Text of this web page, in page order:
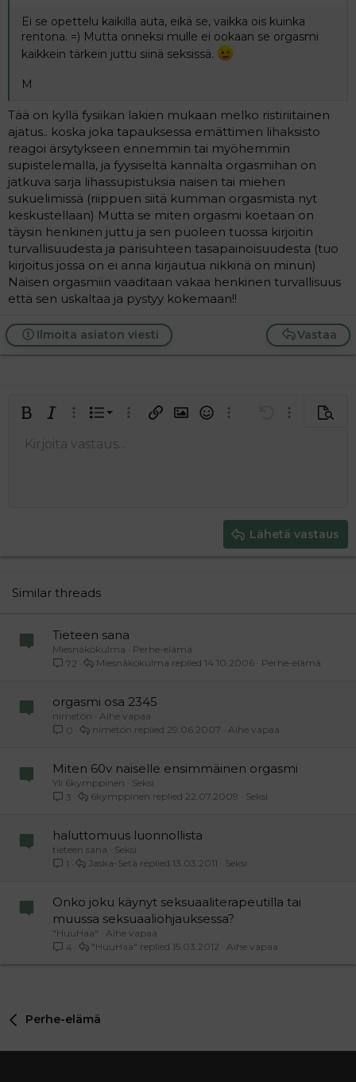
Ei se opettelu kaikilla auta, eikä se, vaikka ois kuinka
rentona. =) Mutta onneksi mulle ei ookaan se orgasmi
kaikkein tärkein juttu siinä seksissä.
M
Tää on kyllä fysiikan lakien mukaan melko ristiriitainen
ajatus.. koska joka tapauksessa emättimen lihaksisto
reagoi ärsytykseen ennemmin tai myöhemmin
supistelemalla, ja fyysiseltä kannalta orgasmihan on
jatkuva sarja lihassupistuksia naisen tai miehen
sukuelimissä (riippuen siitä kumman orgasmista nyt
keskustellaan) Mutta se miten orgasmi koetaan on
täysin henkinen juttu ja sen puoleen tuossa kirjoitin
turvallisuudesta ja parisuhteen tasapainoisuudesta (tuo
kirjoitus jossa on ei anna kirjautua nikkinä on minun)
Naisen orgasmiin vaaditaan vakaa henkinen turvallisuus
että sen uskaltaa ja pystyy kokemaan!!
Vastaa
Ilmoita asiaton viesti
LihavoituKursivoitu
Laajennettuun editoriin…
Lista
Järjestetty lista
Laajennettuun editoriin…
Lisää hyperlinkki
Lisää kuva
HymiötLaajennettuun
Kumoa
Fontin koko
9
26
Tekstiväri
KirjasintyyliArial
Yliviivaa
Tasaus Tasaa vasemmalle
Paragraph format
Normal
LainausLisää video/media
Lisää taulukko
Insert horizontal line
Tee uudelleen
BBCode-näkymä
Poista muotoilu
Luonnokset
Kirjoita vastaus...
Lähetä vastaus
Similar threads
Tieteen sana
Miesnäkökulma
Perhe-elämä
72
Perhe-elämä
14.10.2006
Miesnäkökulma
orgasmi osa 2345
nimetön
Aihe vapaa
0
Aihe vapaa
29.06.2007
nimetön
Miten 60v naiselle ensimmäinen orgasmi
Yli 6kymppinen
Seksi
3
Seksi
22.07.2009
6kymppinen
haluttomuus luonnollista
tieteen sana
Seksi
1
Seksi
13.03.2011
Jaska-Setä
Onko joku käynyt seksuaaliterapeutilla tai
muussa seksuaaliohjauksessa?
"HuuHaa"
Aihe vapaa
4
Aihe vapaa
15.03.2012
"HuuHaa"
Perhe-elämä